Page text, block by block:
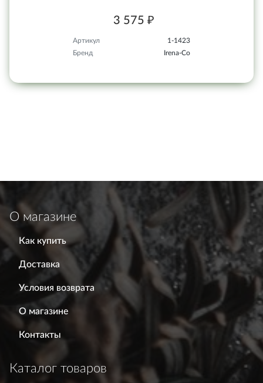
3 575 ₽
Артикул
1-1423
Бренд
Irena-Co
О магазине
Как купить
Доставка
Условия возврата
О магазине
Контакты
Каталог товаров